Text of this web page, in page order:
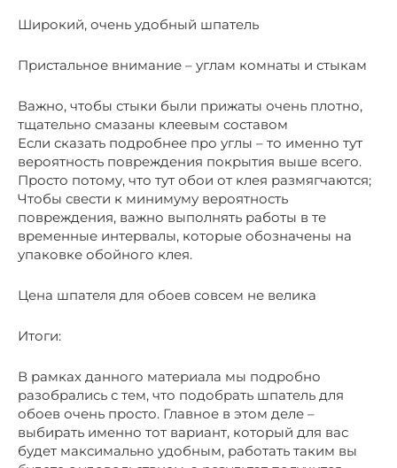
Широкий, очень удобный шпатель
Пристальное внимание – углам комнаты и стыкам
Важно, чтобы стыки были прижаты очень плотно,
тщательно смазаны клеевым составом
Если сказать подробнее про углы – то именно тут
вероятность повреждения покрытия выше всего.
Просто потому, что тут обои от клея размягчаются;
Чтобы свести к минимуму вероятность
повреждения, важно выполнять работы в те
временные интервалы, которые обозначены на
упаковке обойного клея.
Цена шпателя для обоев совсем не велика
Итоги:
В рамках данного материала мы подробно
разобрались с тем, что подобрать шпатель для
обоев очень просто. Главное в этом деле –
выбирать именно тот вариант, который для вас
будет максимально удобным, работать таким вы